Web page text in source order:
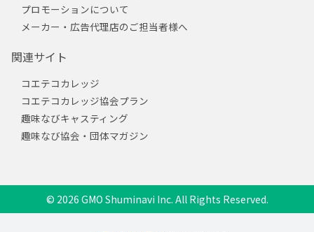
プロモーションについて
メーカー・広告代理店のご担当者様へ
関連サイト
コエテコカレッジ
コエテコカレッジ協会プラン
趣味なびキャスティング
趣味なび協会・団体マガジン
© 2026 GMO Shuminavi Inc. All Rights Reserved.